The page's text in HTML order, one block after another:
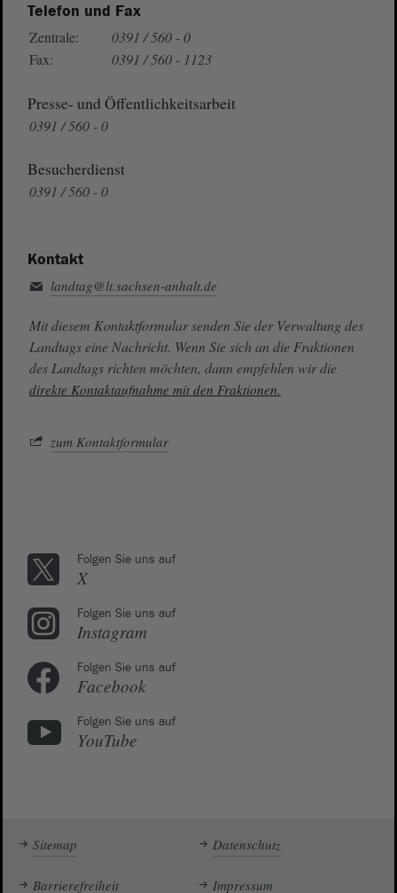
Telefon und Fax
Zentrale:
0391 / 560 - 0
Fax:
0391 / 560 - 1123
Presse- und Öffentlichkeitsarbeit
0391 / 560 - 0
Besucherdienst
0391 / 560 - 0
Kontakt
landtag@lt.sachsen-anhalt.de
Mit diesem Kontaktformular senden Sie der Verwaltung des
Landtags eine Nachricht. Wenn Sie sich an die Fraktionen
des Landtags richten möchten, dann empfehlen wir die
direkte Kontaktaufnahme mit den Fraktionen.
zum Kontaktformular
Folgen Sie uns auf
X
Folgen Sie uns auf
Instagram
Folgen Sie uns auf
Facebook
Folgen Sie uns auf
YouTube
Sitemap Datenschutz
Barrierefreiheit Impressum